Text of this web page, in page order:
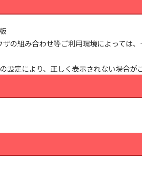
の組み合わせ等ご利用環境によっては
定により、正しく表示されない場合が